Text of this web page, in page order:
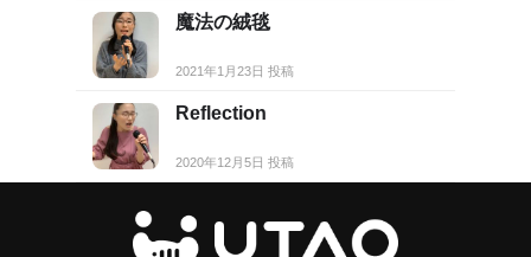
魔法の絨毯
2021年1月23日 投稿
Reflection
2020年12月5日 投稿